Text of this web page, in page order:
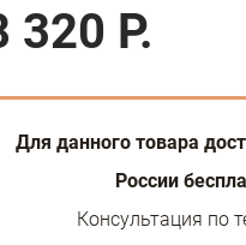
320 Р.
Для данного товара
России
Консультация по